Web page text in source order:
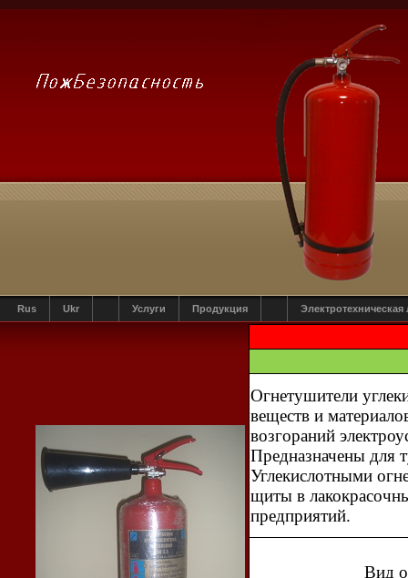
Rus Ukr Услуги Продукция Электротехническая
Огнетушители
веществ и
возгораний
Предназначены для
Углекислотными
щиты в
предприятий.
Вид